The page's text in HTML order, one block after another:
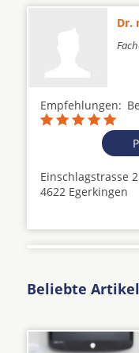
Dr.
Empfehlungen:
Einschlagstrasse 2
4622 Egerkingen
Beliebte